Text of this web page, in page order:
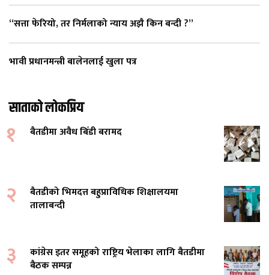
“सत्ता फेरियो, तर निर्मलाको न्याय अझै किन बन्दी ?”
भावी प्रधानमन्त्री बालेनलाई खुला पत्र
साताको लोकप्रिय
१ बैतडीमा अवैध बिँडी बरामद
२
बैतडीको भिमदत्त बहुप्राविधिक शिक्षालयमा
तालाबन्दी
३
कांग्रेस इतर समूहको राष्ट्रिय भेलाका लागि बैतडीमा
बैठक सम्पन्न